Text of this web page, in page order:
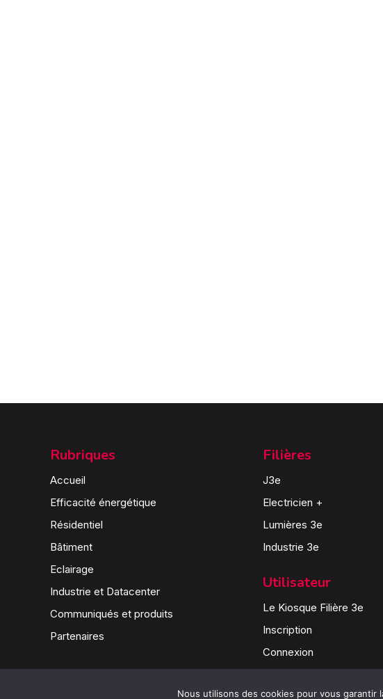
Rubriques
Accueil
Efficacité énergétique
Résidentiel
Bâtiment
Eclairage
Industrie et Datacenter
Communiqués et produits
Partenaires
Filières
J3e
Electricien +
Lumières 3e
Industrie 3e
Utilisateur
Le Kiosque Filière 3e
Inscription
Connexion
Nous utilisons des cookies pour vous garantir